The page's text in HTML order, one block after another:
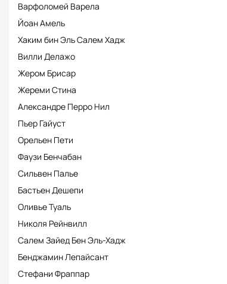
Варфоломей Варела
Йоан Амель
Хаким бин Эль Салем Хадж
Вилли Делажо
Жером Брисар
Жереми Стина
Александре Перро Нил
Пьер Гайуст
Орельен Пети
Фаузи Бенчабан
Сильвен Палье
Бастьен Дешепи
Оливье Туаль
Николя Рейнвилл
Салем Зайед Бен Эль-Хадж
Бенджамин Лепайсант
Стефани Фраппар